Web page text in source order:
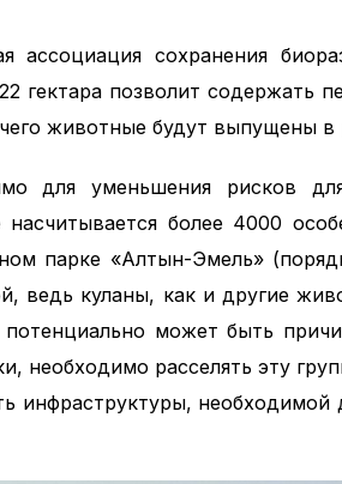
ассоциация сохранения
гектара позволит содержать
животные будут выпущены в
для уменьшения рисков
более 4000
парке «Алтын-Эмель»
ведь куланы, как и другие
может быть
необходимо расселять эту
инфраструктуры, необходимой